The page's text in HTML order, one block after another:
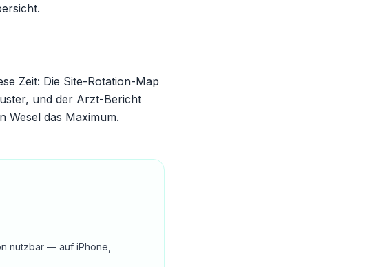
.
Zeit: Die Site-Rotation-Map
und der Arzt-Bericht
Wesel das Maximum.
nutzbar — auf iPhone,